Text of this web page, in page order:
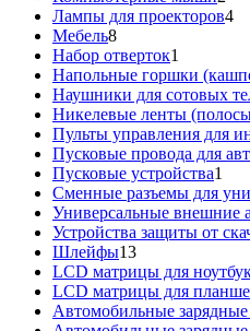
Лампы для проекторов44
Мебель88
товаров
Набор отверток1
товар
Напольные горшки
Наушники для сотовых
Никелевые ленты
Пульты управления для
Пусковые провода для
Пусковые устройства1
Сменные разъемы для
Универсальные внешние
Устройства защиты от
Шлейфы1313
товаров
LCD матрицы для
LCD матрицы для
Автомобильные зарядные